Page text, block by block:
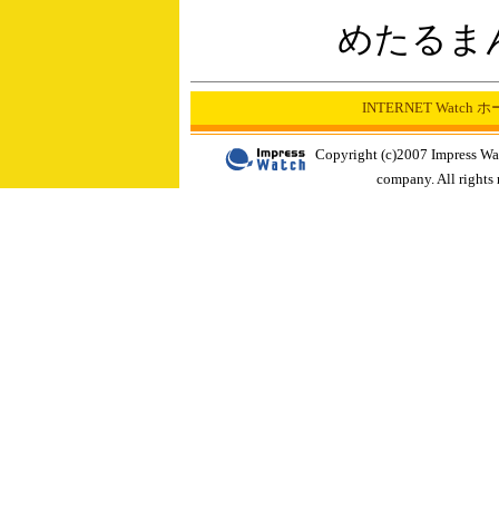
めたるま
INTERNET Watch ホ
Copyright (c)2007 Impress
company. All rights